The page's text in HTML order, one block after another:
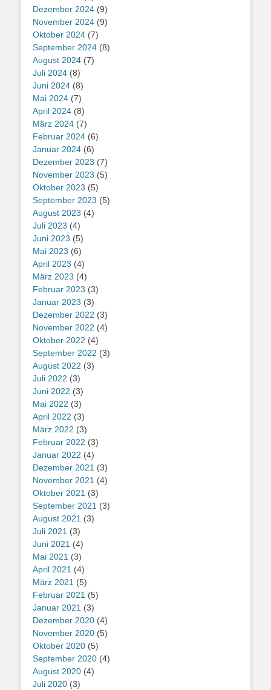
Dezember 2024 (9)
November 2024 (9)
Oktober 2024 (7)
September 2024 (8)
August 2024 (7)
Juli 2024 (8)
Juni 2024 (8)
Mai 2024 (7)
April 2024 (8)
März 2024 (7)
Februar 2024 (6)
Januar 2024 (6)
Dezember 2023 (7)
November 2023 (5)
Oktober 2023 (5)
September 2023 (5)
August 2023 (4)
Juli 2023 (4)
Juni 2023 (5)
Mai 2023 (6)
April 2023 (4)
März 2023 (4)
Februar 2023 (3)
Januar 2023 (3)
Dezember 2022 (3)
November 2022 (4)
Oktober 2022 (4)
September 2022 (3)
August 2022 (3)
Juli 2022 (3)
Juni 2022 (3)
Mai 2022 (3)
April 2022 (3)
März 2022 (3)
Februar 2022 (3)
Januar 2022 (4)
Dezember 2021 (3)
November 2021 (4)
Oktober 2021 (3)
September 2021 (3)
August 2021 (3)
Juli 2021 (3)
Juni 2021 (4)
Mai 2021 (3)
April 2021 (4)
März 2021 (5)
Februar 2021 (5)
Januar 2021 (3)
Dezember 2020 (4)
November 2020 (5)
Oktober 2020 (5)
September 2020 (4)
August 2020 (4)
Juli 2020 (3)